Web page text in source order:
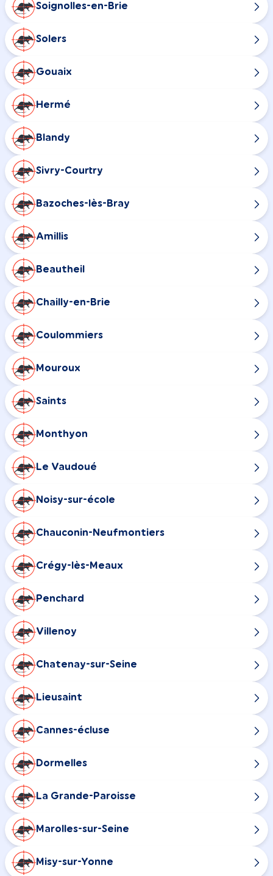
Soignolles-en-Brie
Solers
Gouaix
Hermé
Blandy
Sivry-Courtry
Bazoches-lès-Bray
Amillis
Beautheil
Chailly-en-Brie
Coulommiers
Mouroux
Saints
Monthyon
Le Vaudoué
Noisy-sur-école
Chauconin-Neufmontiers
Crégy-lès-Meaux
Penchard
Villenoy
Chatenay-sur-Seine
Lieusaint
Cannes-écluse
Dormelles
La Grande-Paroisse
Marolles-sur-Seine
Misy-sur-Yonne